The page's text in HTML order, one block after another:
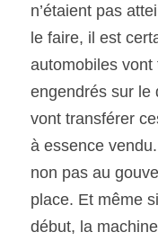
n’étaient pas
le faire, il est
automobiles
engendrés sur le
vont transférer
à essence
non pas au
place. Et même
début, la